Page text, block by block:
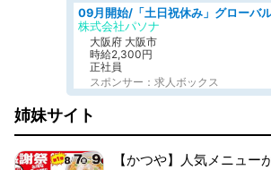
株式会社パソナ
大阪府 大阪市
時給2,300円
正社員
スポンサー：求人ボックス
姉妹サイト
【かつや】人気メニュー